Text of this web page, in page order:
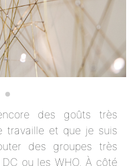
des goûts très
travaille et que je suis
des groupes très
ou les WHO. À côté